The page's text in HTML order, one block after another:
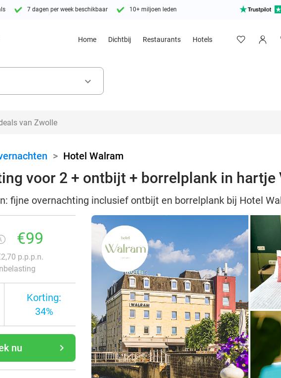
7 dagen per week beschikbaar 10+ miljoen leden
Home Dichtbij Restaurants Hotels
keyboard_arrow_down
> Hotel Walram
voor 2 + ontbijt + borrelplank in hartje
fijne overnachting inclusief ontbijt en borrelplank bij Hotel
€99
p.p.p.n.
Korting:
34%
navigate_next
nu